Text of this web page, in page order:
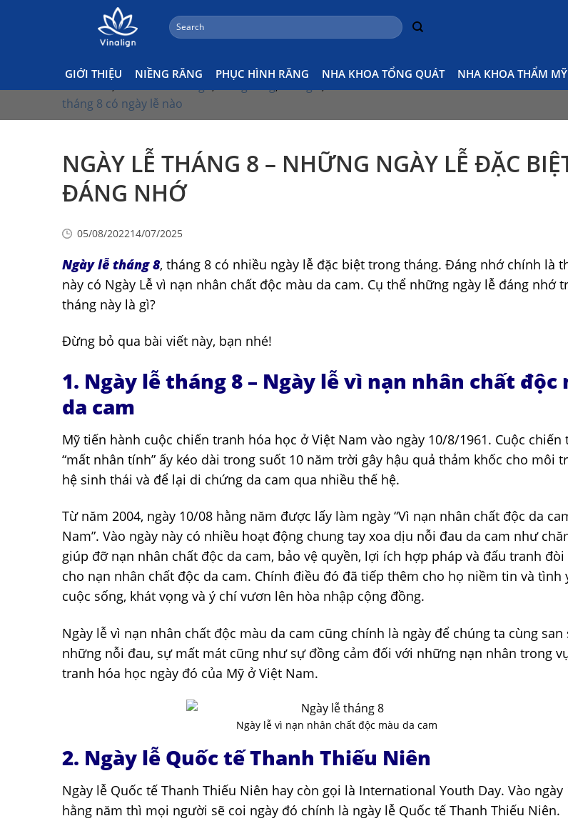
Search
for:
GIỚI THIỆU NIỀNG RĂNG PHỤC HÌNH RĂNG NHA KHOA TỔNG QUÁT NHA KHOA THẨM MỸ
Thông Báo
Tags:chỉnh nha,lịch tháng 8 ,ngày lễ tháng 8,
tháng 8 có ngày lễ nào
Home
NGÀY LỄ THÁNG 8 – NHỮNG NGÀY LỄ ĐẶC
ĐÁNG NHỚ
05/08/202214/07/2025
Ngày lễ tháng 8, tháng 8 có nhiều ngày lễ đặc biệt trong tháng. Đáng nhớ chính là
này có Ngày Lễ vì nạn nhân chất độc màu da cam. Cụ thể những ngày lễ đáng nhớ
tháng này là gì?
Đừng bỏ qua bài viết này, bạn nhé!
1. Ngày lễ tháng 8 – Ngày lễ vì nạn nhân chất độc
da cam
Mỹ tiến hành cuộc chiến tranh hóa học ở Việt Nam vào ngày 10/8/1961. Cuộc chiến
“mất nhân tính” ấy kéo dài trong suốt 10 năm trời gây hậu quả thảm khốc cho môi
hệ sinh thái và để lại di chứng da cam qua nhiều thế hệ.
Từ năm 2004, ngày 10/08 hằng năm được lấy làm ngày “Vì nạn nhân chất độc da
Nam”. Vào ngày này có nhiều hoạt động chung tay xoa dịu nỗi đau da cam như
giúp đỡ nạn nhân chất độc da cam, bảo vệ quyền, lợi ích hợp pháp và đấu tranh đòi
cho nạn nhân chất độc da cam. Chính điều đó đã tiếp thêm cho họ niềm tin và tình
cuộc sống, khát vọng và ý chí vươn lên hòa nhập cộng đồng.
Ngày lễ vì nạn nhân chất độc màu da cam cũng chính là ngày để chúng ta cùng san
những nỗi đau, sự mất mát cũng như sự đồng cảm đối với những nạn nhân trong
tranh hóa học ngày đó của Mỹ ở Việt Nam.
Ngày lễ vì nạn nhân chất độc màu da cam
2. Ngày lễ Quốc tế Thanh Thiếu Niên
Ngày lễ Quốc tế Thanh Thiếu Niên hay còn gọi là International Youth Day. Vào ngày
hằng năm thì mọi người sẽ coi ngày đó chính là ngày lễ Quốc tế Thanh Thiếu Niên.